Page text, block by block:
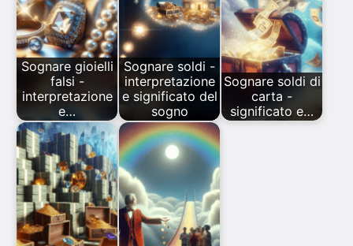
Sognare gioielli
falsi -
interpretazione
e…
Sognare soldi -
interpretazione
e significato del
sogno
Sognare soldi di
carta -
significato e…